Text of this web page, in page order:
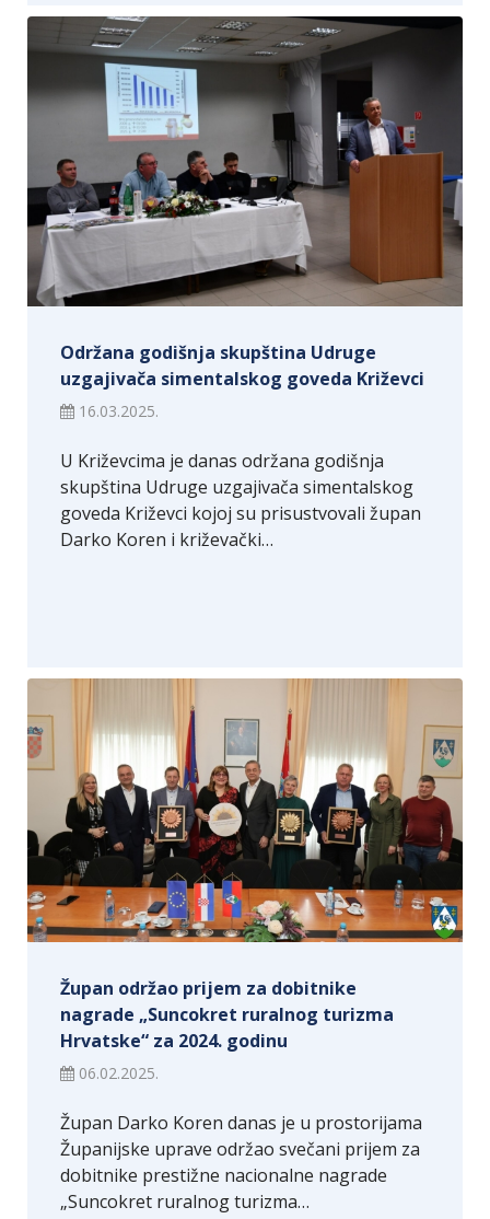
Održana godišnja skupština Udruge
uzgajivača simentalskog goveda Križevci
16.03.2025.
U Križevcima je danas održana godišnja
skupština Udruge uzgajivača simentalskog
goveda Križevci kojoj su prisustvovali župan
Darko Koren i križevački…
Župan održao prijem za dobitnike
nagrade „Suncokret ruralnog turizma
Hrvatske“ za 2024. godinu
06.02.2025.
Župan Darko Koren danas je u prostorijama
Županijske uprave održao svečani prijem za
dobitnike prestižne nacionalne nagrade
„Suncokret ruralnog turizma…